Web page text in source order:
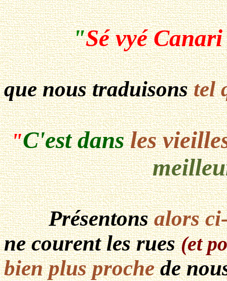
"Sé vyé
que nous traduisonstel
"C'est dansles
Présentonsalors
ne courent les rues(et
bien plus prochede